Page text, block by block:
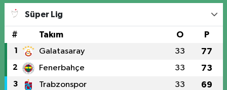
Süper Lig
# Takım O P
1 Galatasaray 33 77
2 Fenerbahçe 33 73
3 Trabzonspor 33 69